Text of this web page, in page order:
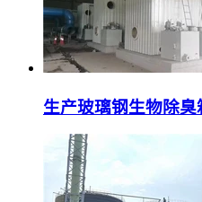
生产玻璃钢生物除臭